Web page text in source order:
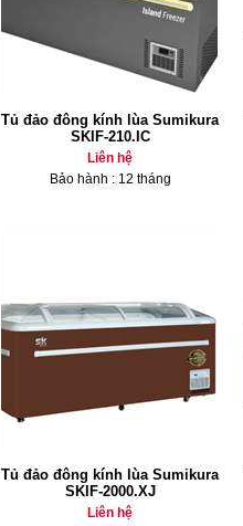
Tủ đảo đông kính lùa Sumikura
SKIF-210.IC
Liên hệ
Bảo hành : 12 tháng
Tủ đảo đông kính lùa Sumikura
SKIF-2000.XJ
Liên hệ